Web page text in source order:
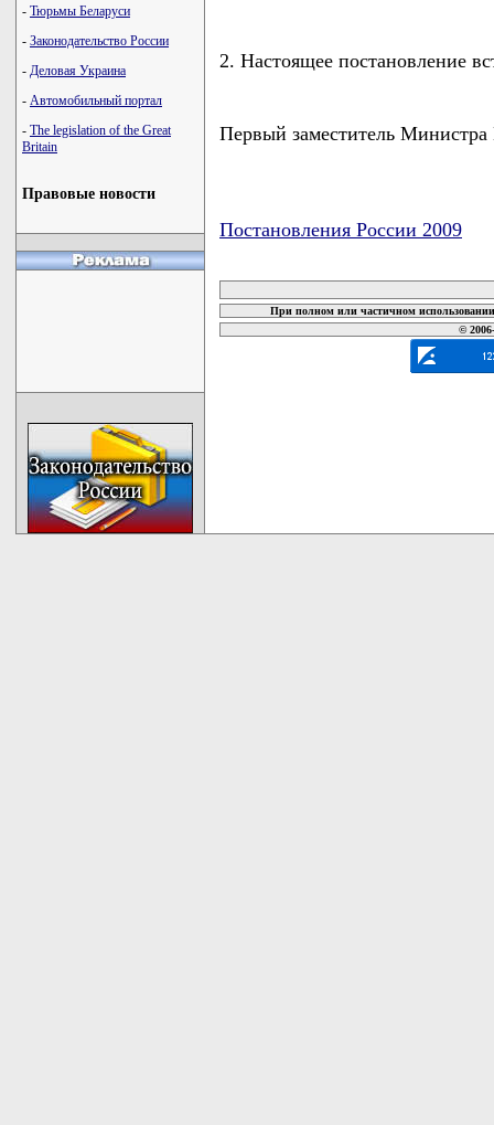
- Тюрьмы Беларуси
- Законодательство России
- Деловая Украина
- Автомобильный портал
- The legislation of the Great
Britain
Правовые новости
2. Настоящее постановление
Первый заместитель
Постановления России 2009
При полном или частичном
©